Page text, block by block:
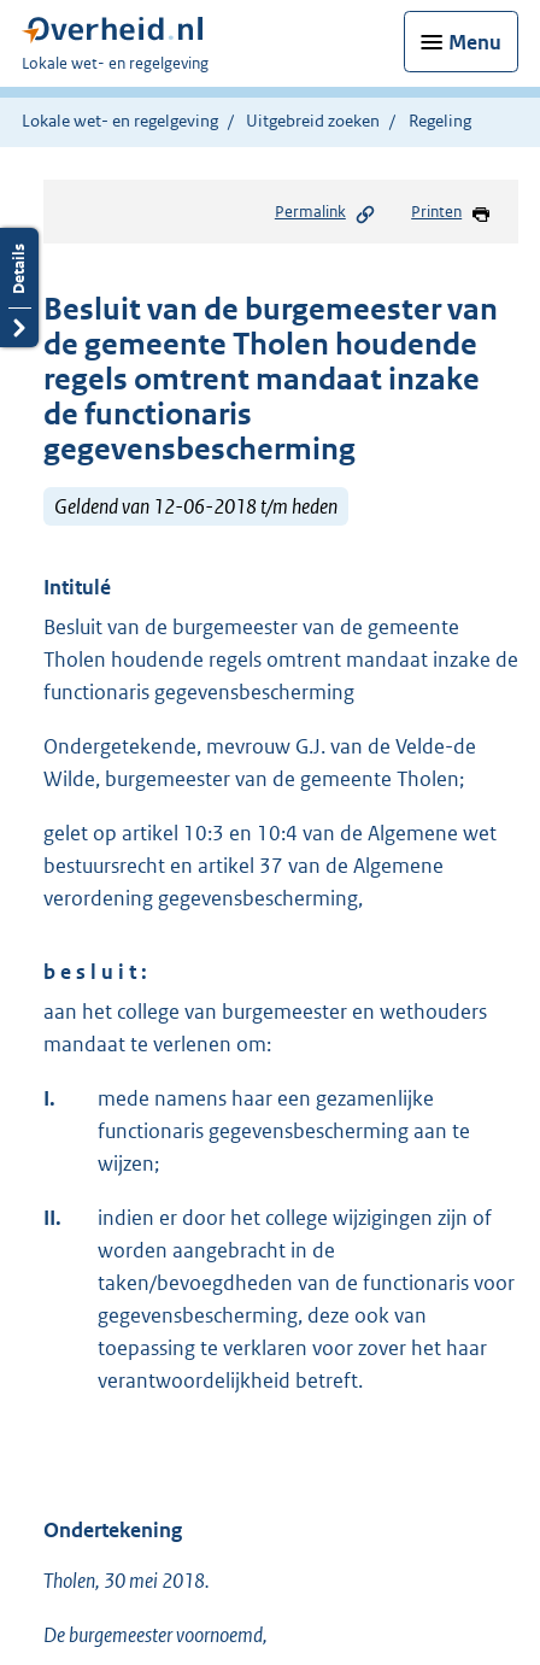
Menu
U
bent
hier:
Lokale wet- en regelgeving
Lokale wet- en regelgeving Uitgebreid zoeken Regeling
Permalink Printen
Besluit van de burgemeester van
de gemeente Tholen houdende
regels omtrent mandaat inzake
de functionaris
gegevensbescherming
Geldend van 12-06-2018 t/m heden
Intitulé
Besluit van de burgemeester van de gemeente
Tholen houdende regels omtrent mandaat inzake de
functionaris gegevensbescherming
Ondergetekende, mevrouw G.J. van de Velde-de
Wilde, burgemeester van de gemeente Tholen;
gelet op artikel 10:3 en 10:4 van de Algemene wet
bestuursrecht en artikel 37 van de Algemene
verordening gegevensbescherming,
b e s l u i t :
aan het college van burgemeester en wethouders
mandaat te verlenen om:
I.
mede namens haar een gezamenlijke
functionaris gegevensbescherming aan te
wijzen;
II.
indien er door het college wijzigingen zijn of
worden aangebracht in de
taken/bevoegdheden van de functionaris voor
gegevensbescherming, deze ook van
toepassing te verklaren voor zover het haar
verantwoordelijkheid betreft.
Ondertekening
Tholen, 30 mei 2018.
De burgemeester voornoemd,